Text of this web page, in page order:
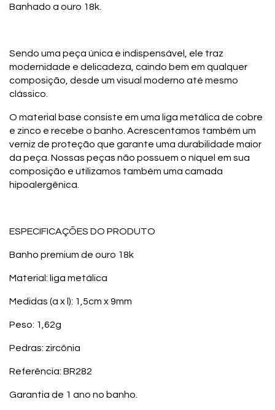
Banhado a ouro 18k.
Sendo uma peça única e indispensável, ele traz
modernidade e delicadeza, caindo bem em qualquer
composição, desde um visual moderno até mesmo
clássico.
O material base consiste em uma liga metálica de cobre
e zinco e recebe o banho. Acrescentamos também um
verniz de proteção que garante uma durabilidade maior
da peça. Nossas peças não possuem o níquel em sua
composição e utilizamos também uma camada
hipoalergênica.
ESPECIFICAÇÕES DO PRODUTO
Banho premium de ouro 18k
Material: liga metálica
Medidas (a x l): 1,5cm x 9mm
Peso: 1,62g
Pedras: zircônia
Referência: BR282
Garantia de 1 ano no banho.